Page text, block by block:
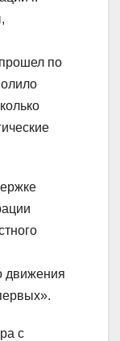
прошел по
движения
с